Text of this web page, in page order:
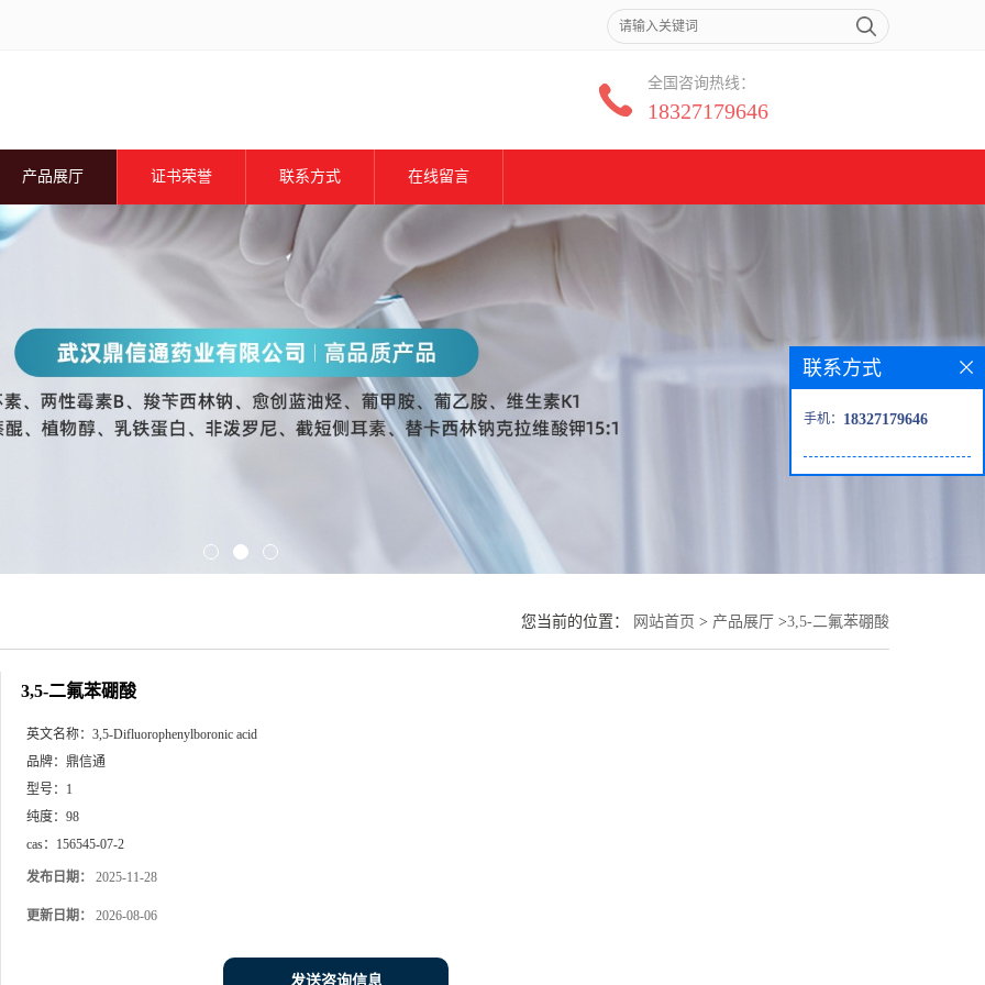
全国咨询热线：
18327179646
产品展厅 证书荣誉 联系方式 在线留言
您当前的位置： 网站首页 > 产品展厅 >3,5-二氟苯硼酸
3,5-二氟苯硼酸
英文名称： 3,5-Difluorophenylboronic acid
品牌： 鼎信通
型号： 1
纯度： 98
cas： 156545-07-2
发布日期： 2025-11-28
更新日期： 2026-08-06
发送咨询信息
联系方式
手机： 18327179646